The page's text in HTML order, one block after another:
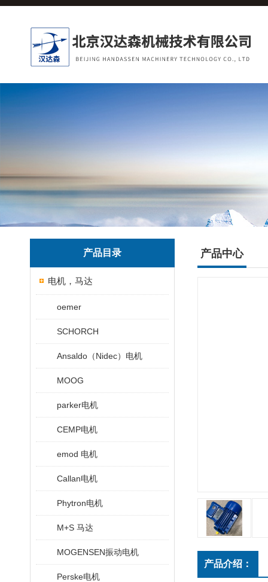
产品目录
电机，马达
oemer
SCHORCH
Ansaldo（Nidec）电机
MOOG
parker电机
CEMP电机
emod 电机
Callan电机
Phytron电机
M+S 马达
MOGENSEN振动电机
Perske电机
产品中心
产品介绍：